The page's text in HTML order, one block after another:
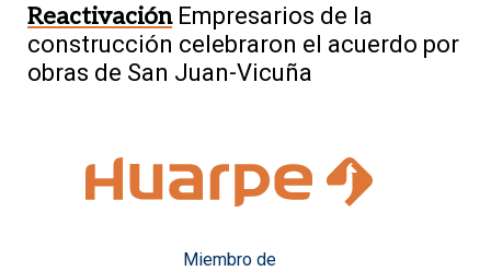
Reactivación Empresarios de la
construcción celebraron el acuerdo por
obras de San Juan-Vicuña
Miembro de